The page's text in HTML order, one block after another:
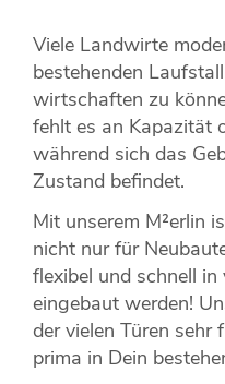
Viele Landwirte
bestehenden
wirtschaften zu
fehlt es an Kapazität
während sich das
Zustand befindet.
Mit unserem M²erlin
nicht nur für
flexibel und schnell in
eingebaut werden!
der vielen Türen sehr
prima in Dein